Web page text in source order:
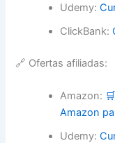
Udemy:
ClickBank:
🔗 Ofertas afiliadas:
Amazon:
Amazon
Udemy: